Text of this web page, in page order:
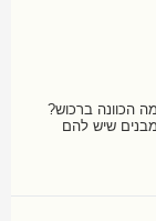
הכוונה ברכוש?
שיש להם